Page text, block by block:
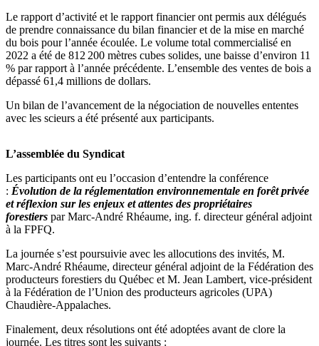
Le rapport d’activité et le rapport financier ont permis aux délégués
de prendre connaissance du bilan financier et de la mise en marché
du bois pour l’année écoulée. Le volume total commercialisé en
2022 a été de 812 200 mètres cubes solides, une baisse d’environ 11
% par rapport à l’année précédente. L’ensemble des ventes de bois a
dépassé 61,4 millions de dollars.
Un bilan de l’avancement de la négociation de nouvelles ententes
avec les scieurs a été présenté aux participants.
L’assemblée du Syndicat
Les participants ont eu l’occasion d’entendre la conférence
: Évolution de la réglementation environnementale en forêt privée
et réflexion sur les enjeux et attentes des propriétaires
forestiers par Marc-André Rhéaume, ing. f. directeur général adjoint
à la FPFQ.
La journée s’est poursuivie avec les allocutions des invités, M.
Marc-André Rhéaume, directeur général adjoint de la Fédération des
producteurs forestiers du Québec et M. Jean Lambert, vice-président
à la Fédération de l’Union des producteurs agricoles (UPA)
Chaudière-Appalaches.
Finalement, deux résolutions ont été adoptées avant de clore la
journée. Les titres sont les suivants :